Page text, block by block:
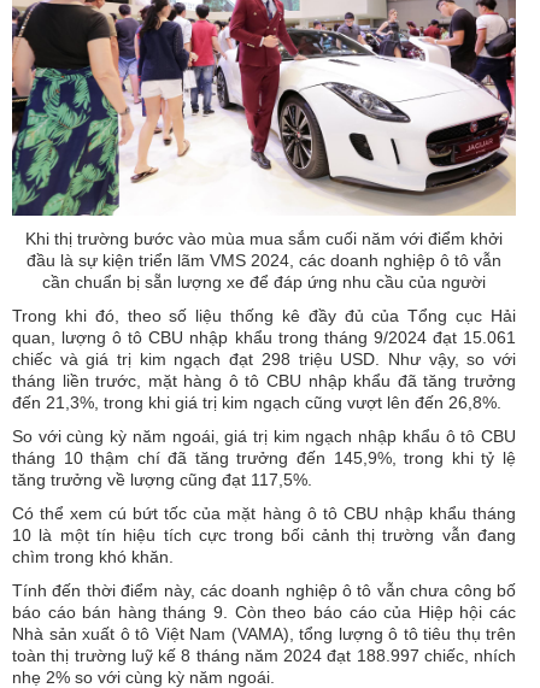
Khi thị trường bước vào mùa mua sắm cuối năm với điểm khởi
đầu là sự kiện triển lãm VMS 2024, các doanh nghiệp ô tô vẫn
cần chuẩn bị sẵn lượng xe để đáp ứng nhu cầu của người
Trong khi đó, theo số liệu thống kê đầy đủ của Tổng cục Hải
quan, lượng ô tô CBU nhập khẩu trong tháng 9/2024 đạt 15.061
chiếc và giá trị kim ngạch đạt 298 triệu USD. Như vậy, so với
tháng liền trước, mặt hàng ô tô CBU nhập khẩu đã tăng trưởng
đến 21,3%, trong khi giá trị kim ngạch cũng vượt lên đến 26,8%.
So với cùng kỳ năm ngoái, giá trị kim ngạch nhập khẩu ô tô CBU
tháng 10 thậm chí đã tăng trưởng đến 145,9%, trong khi tỷ lệ
tăng trưởng về lượng cũng đạt 117,5%.
Có thể xem cú bứt tốc của mặt hàng ô tô CBU nhập khẩu tháng
10 là một tín hiệu tích cực trong bối cảnh thị trường vẫn đang
chìm trong khó khăn.
Tính đến thời điểm này, các doanh nghiệp ô tô vẫn chưa công bố
báo cáo bán hàng tháng 9. Còn theo báo cáo của Hiệp hội các
Nhà sản xuất ô tô Việt Nam (VAMA), tổng lượng ô tô tiêu thụ trên
toàn thị trường luỹ kế 8 tháng năm 2024 đạt 188.997 chiếc, nhích
nhẹ 2% so với cùng kỳ năm ngoái.